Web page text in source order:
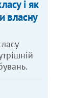
і як
власну